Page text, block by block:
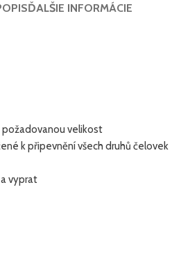
ĎALŠIE INFORMÁCIE
velikost
k připevnění všech druhů čelovek
vyprat